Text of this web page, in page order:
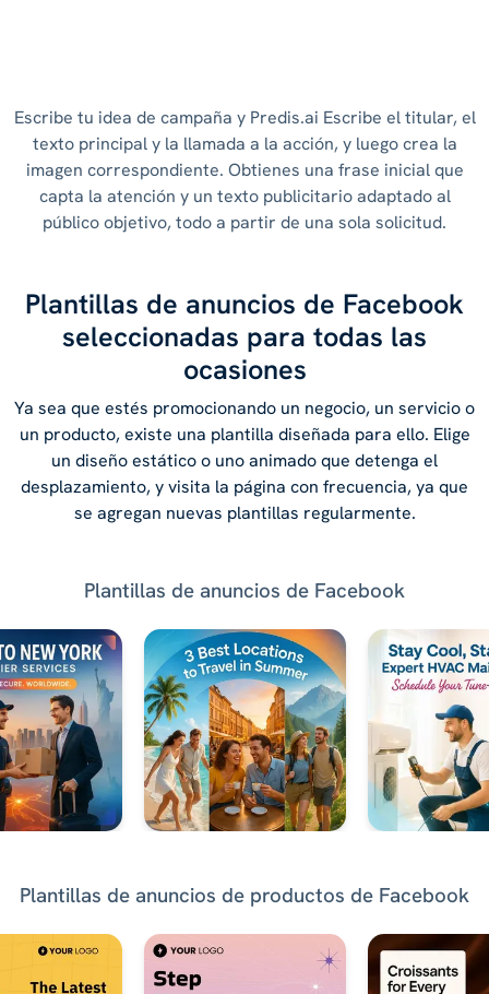
Escribe tu idea de campaña y Predis.ai Escribe el titular, el
texto principal y la llamada a la acción, y luego crea la
imagen correspondiente. Obtienes una frase inicial que
capta la atención y un texto publicitario adaptado al
público objetivo, todo a partir de una sola solicitud.
Plantillas de anuncios de Facebook
seleccionadas para todas las
ocasiones
Ya sea que estés promocionando un negocio, un servicio o
un producto, existe una plantilla diseñada para ello. Elige
un diseño estático o uno animado que detenga el
desplazamiento, y visita la página con frecuencia, ya que
se agregan nuevas plantillas regularmente.
Plantillas de anuncios de Facebook
Plantillas de anuncios de productos de Facebook